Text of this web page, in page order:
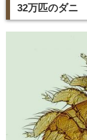
32万匹のダニ